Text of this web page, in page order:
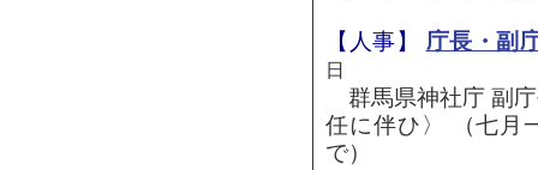
【人事】 庁長・副
日
群馬県神社庁 副
任に伴ひ〉 （七月
で）